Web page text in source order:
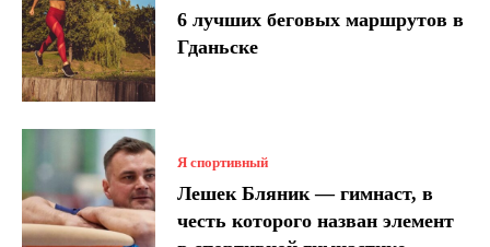
6 лучших беговых маршрутов в
Гданьске
Я спортивный
Лешек Бляник — гимнаст, в
честь которого назван элемент